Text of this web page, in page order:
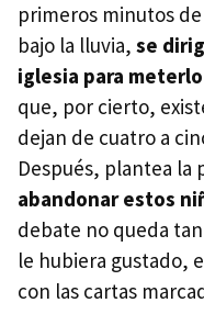
primeros minutos
bajo la lluvia, se
iglesia para
que, por cierto,
dejan de cuatro a
Después, plantea la
abandonar estos
debate no queda
le hubiera gustado,
con las cartas